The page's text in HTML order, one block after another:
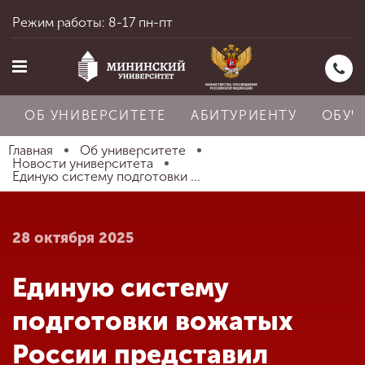
Главная
Абитуриенту
Режим работы: 8-17 пн-пт
ОБ УНИВЕРСИТЕТЕ АБИТУРИЕНТУ
Главная
Об университете
Новости университета
Единую систему подготовки ...
28 октября 2025
Единую систему
подготовки вожатых
России представил